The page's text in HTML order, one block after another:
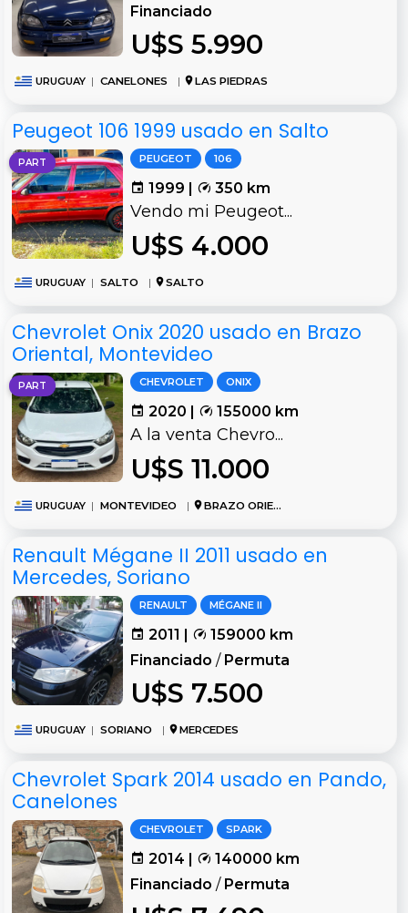
Financiado
U$S 5.990
URUGUAY | CANELONES | LAS PIEDRAS
Peugeot 106 1999 usado en Salto
PART PEUGEOT 106
1999 | 350 km
Vendo mi Peugeot...
U$S 4.000
URUGUAY | SALTO | SALTO
Chevrolet Onix 2020 usado en Brazo
Oriental, Montevideo
PART CHEVROLET ONIX
2020 | 155000 km
A la venta Chevro...
U$S 11.000
URUGUAY | MONTEVIDEO | BRAZO ORIENTAL
Renault Mégane II 2011 usado en
Mercedes, Soriano
RENAULT MÉGANE II
2011 |
159000 km
Financiado / Permuta
U$S 7.500
URUGUAY | SORIANO | MERCEDES
Chevrolet Spark 2014 usado en Pando,
Canelones
CHEVROLET SPARK
2014 |
140000 km
Financiado / Permuta